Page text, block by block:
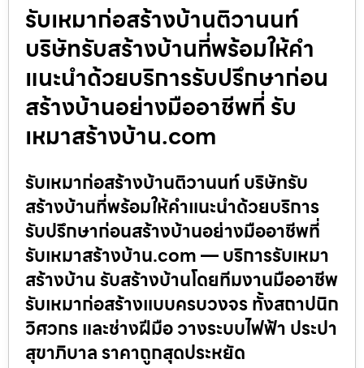
รับเหมาก่อสร้างบ้านติวานนท์
บริษัทรับสร้างบ้านที่พร้อมให้คำ
แนะนำด้วยบริการรับปรึกษาก่อน
สร้างบ้านอย่างมืออาชีพที่ รับ
เหมาสร้างบ้าน.com
รับเหมาก่อสร้างบ้านติวานนท์ บริษัทรับ
สร้างบ้านที่พร้อมให้คำแนะนำด้วยบริการ
รับปรึกษาก่อนสร้างบ้านอย่างมืออาชีพที่
รับเหมาสร้างบ้าน.com — บริการรับเหมา
สร้างบ้าน รับสร้างบ้านโดยทีมงานมืออาชีพ
รับเหมาก่อสร้างแบบครบวงจร ทั้งสถาปนิก
วิศวกร และช่างฝีมือ วางระบบไฟฟ้า ประปา
สุขาภิบาล ราคาถูกสุดประหยัด